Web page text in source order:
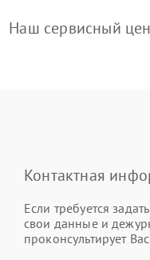
Наш сервисный
Контактная
Если требуется
свои данные и
проконсультирует